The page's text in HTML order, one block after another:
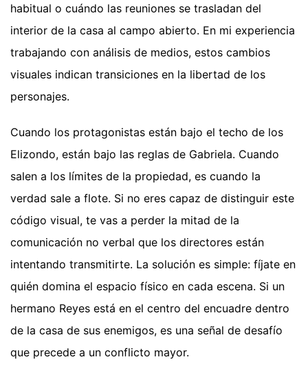
habitual o cuándo las reuniones se trasladan del
interior de la casa al campo abierto. En mi experiencia
trabajando con análisis de medios, estos cambios
visuales indican transiciones en la libertad de los
personajes.
Cuando los protagonistas están bajo el techo de los
Elizondo, están bajo las reglas de Gabriela. Cuando
salen a los límites de la propiedad, es cuando la
verdad sale a flote. Si no eres capaz de distinguir este
código visual, te vas a perder la mitad de la
comunicación no verbal que los directores están
intentando transmitirte. La solución es simple: fíjate en
quién domina el espacio físico en cada escena. Si un
hermano Reyes está en el centro del encuadre dentro
de la casa de sus enemigos, es una señal de desafío
que precede a un conflicto mayor.